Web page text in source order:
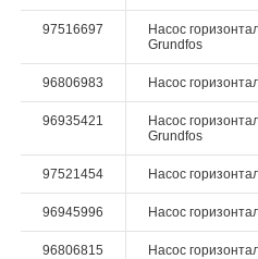
97516697
Насос
Grundfos
96806983 Насос
96935421
Насос
Grundfos
97521454 Насос
96945996 Насос
96806815 Насос